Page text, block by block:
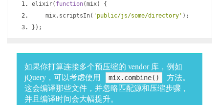
elixir( function(mix)
{
    mix
. scriptsIn( 'public/js/some/directory' );
});
如果你打算连接多个预压缩的 vendor 库，例如
jQuery，可以考虑使用
mix.combine()
方法。
这会编译那些文件，并忽略匹配源和压缩步骤，
并且编译时间会大幅提升。